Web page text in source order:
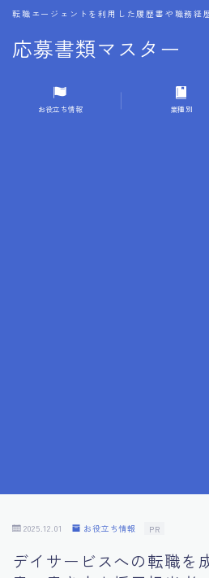
応募書類マスター
転職エージェントを利用した履歴書や職務経
MENU
1.履歴書のゴールデンルール
10.面接官に好印象を与える方法
11.キャリアアップを目指す人
お役立ち情報 業種別
2025.12.01 お役立ち情報 PR
デイサービスへの転職を